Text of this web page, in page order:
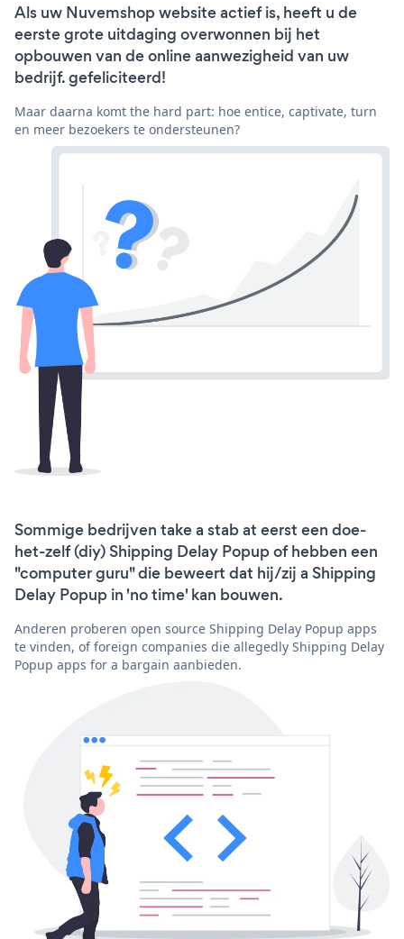
Als uw Nuvemshop website actief is, heeft u de
eerste grote uitdaging overwonnen bij het
opbouwen van de online aanwezigheid van uw
bedrijf. gefeliciteerd!
Maar daarna komt the hard part: hoe entice, captivate, turn
en meer bezoekers te ondersteunen?
Sommige bedrijven take a stab at eerst een doe-
het-zelf (diy) Shipping Delay Popup of hebben een
"computer guru" die beweert dat hij/zij a Shipping
Delay Popup in 'no time' kan bouwen.
Anderen proberen open source Shipping Delay Popup apps
te vinden, of foreign companies die allegedly Shipping Delay
Popup apps for a bargain aanbieden.